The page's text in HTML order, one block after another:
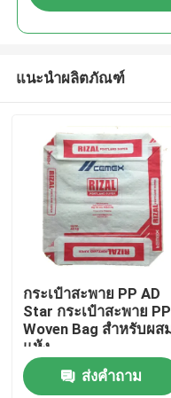
บ้าน
แนะนำผลิตภัณฑ์
กระเป๋าสะพาย PP AD
Star กระเป๋าสะพาย PP
Woven Bag สําหรับผส
แห้ง
ส่งคำถาม